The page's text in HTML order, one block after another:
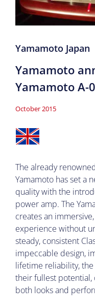
Yamamoto Japan
Yamamoto
Yamamoto A-
October 2015
The already
Yamamoto has set a
quality with the
power amp. The
creates an
experience without
steady, consistent
impeccable design,
lifetime reliability,
their fullest potential,
both looks and